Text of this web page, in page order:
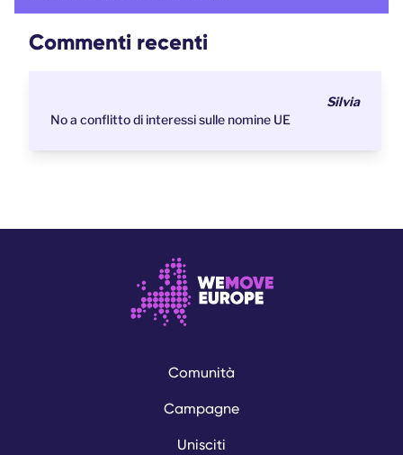
Commenti recenti
Silvia
No a conflitto di interessi sulle nomine UE
Comunità
Campagne
Unisciti